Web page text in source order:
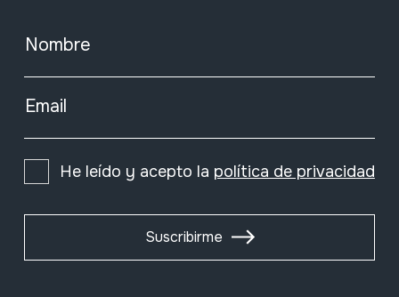
Nombre
Email
He leído y acepto la política de privacidad
Suscribirme